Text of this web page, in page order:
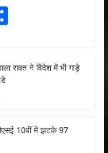
S
eरावत ने विदेश में भी गाड़े
10वीं में झटके 97